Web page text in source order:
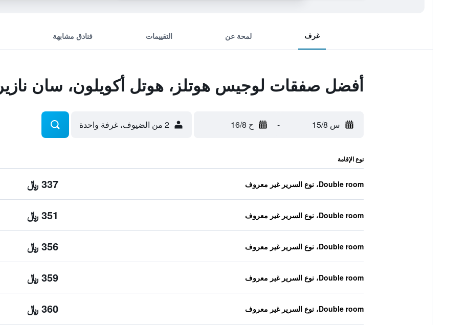
غرف لمحة عن التقييمات فنادق مشابهة
أفضل صفقات لوجيس هوتلز، هوتل أكويلون، سان نازير
س 15/8 - ح 16/8 2 من الضيوف، غرفة واحدة
نوع الإقامة
Double room، نوع السرير غير معروف 337 ﷼
Double room، نوع السرير غير معروف 351 ﷼
Double room، نوع السرير غير معروف 356 ﷼
Double room، نوع السرير غير معروف 359 ﷼
Double room، نوع السرير غير معروف 360 ﷼